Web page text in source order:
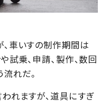
、車いすの制作期間は
試乗、申請、製作、数回
れだ。
れますが、道具にすぎ